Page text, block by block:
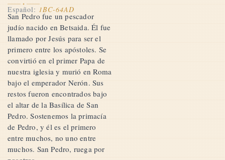
Español: 1BC-64AD
San Pedro fue un pescador
judío nacido en Betsaida. Él fue
llamado por Jesús para ser el
primero entre los apóstoles. Se
convirtió en el primer Papa de
nuestra iglesia y murió en Roma
bajo el emperador Nerón. Sus
restos fueron encontrados bajo
el altar de la Basílica de San
Pedro. Sostenemos la primacía
de Pedro, y él es el primero
entre muchos, no uno entre
muchos. San Pedro, ruega por